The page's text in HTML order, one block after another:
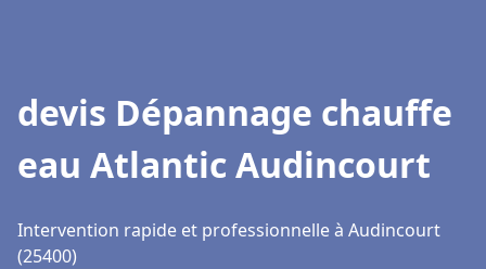
devis Dépannage chauffe
eau Atlantic Audincourt
Intervention rapide et professionnelle à Audincourt
(25400)